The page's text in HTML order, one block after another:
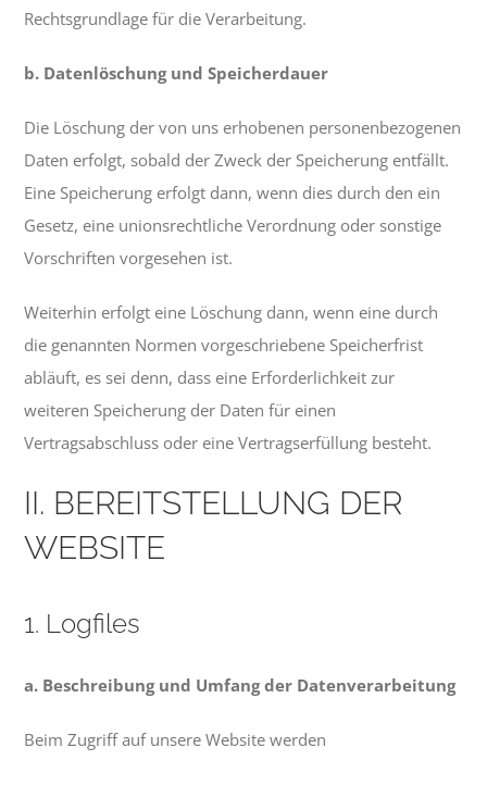
Rechtsgrundlage für die Verarbeitung.
b. Datenlöschung und Speicherdauer
Die Löschung der von uns erhobenen personenbezogenen
Daten erfolgt, sobald der Zweck der Speicherung entfällt.
Eine Speicherung erfolgt dann, wenn dies durch den ein
Gesetz, eine unionsrechtliche Verordnung oder sonstige
Vorschriften vorgesehen ist.
Weiterhin erfolgt eine Löschung dann, wenn eine durch
die genannten Normen vorgeschriebene Speicherfrist
abläuft, es sei denn, dass eine Erforderlichkeit zur
weiteren Speicherung der Daten für einen
Vertragsabschluss oder eine Vertragserfüllung besteht.
II. BEREITSTELLUNG DER
WEBSITE
1. Logfiles
a. Beschreibung und Umfang der Datenverarbeitung
Beim Zugriff auf unsere Website werden